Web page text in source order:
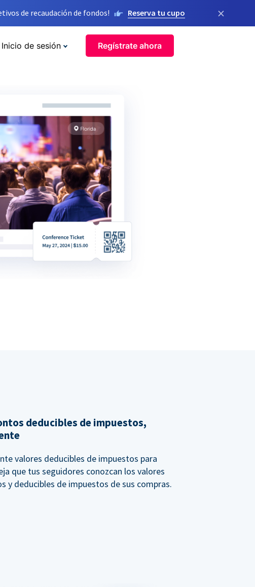
de recaudación de fondos! Reserva tu cupo ×
Inicio de sesión Regístrate ahora
deducibles de impuestos,
valores deducibles de impuestos para
que tus seguidores conozcan los valores
y deducibles de impuestos de sus compras.